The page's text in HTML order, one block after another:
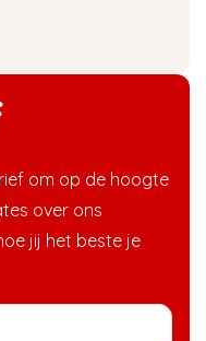
om op de hoogte
over ons
jij het beste je